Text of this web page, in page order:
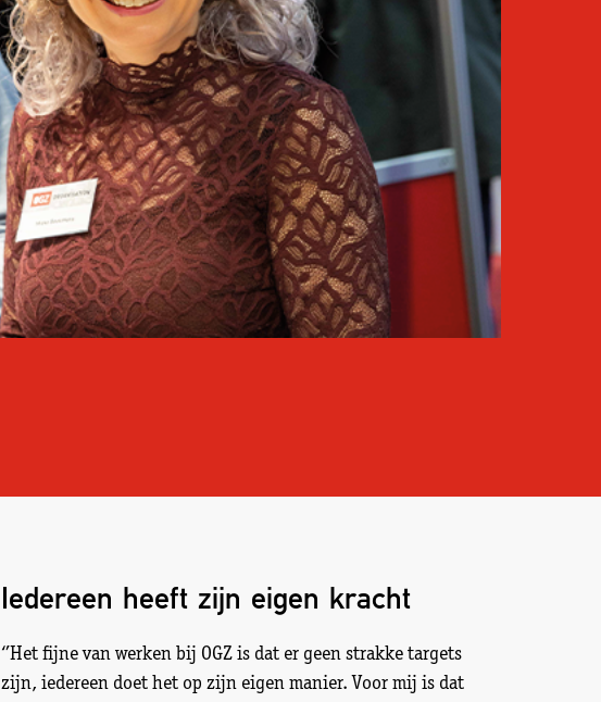
Iedereen heeft zijn eigen kracht
‘’Het fijne van werken bij OGZ is dat er geen strakke targets
zijn, iedereen doet het op zijn eigen manier. Voor mij is dat